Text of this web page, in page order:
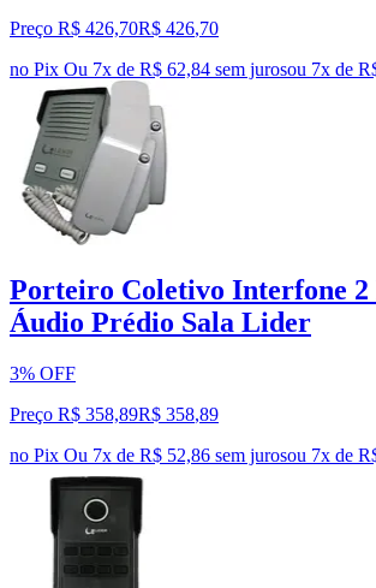
Preço R$ 426,70R$ 426,70
no Pix Ou 7x de R$ 62,84 sem jurosou 7x de
Porteiro Coletivo Interfone 2
Áudio Prédio Sala Lider
3% OFF
Preço R$ 358,89R$ 358,89
no Pix Ou 7x de R$ 52,86 sem jurosou 7x de